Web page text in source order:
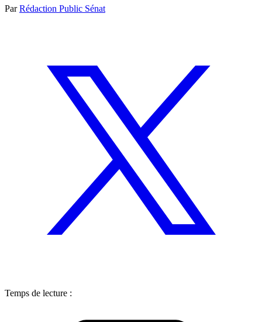
ParRédaction Public Sénat
Temps de lecture :